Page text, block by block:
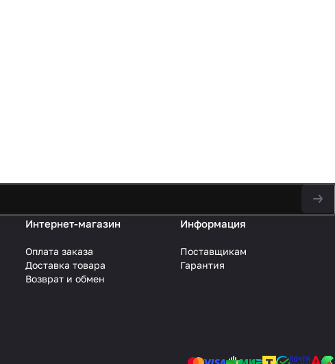
Интернет-магазин
Оплата заказа
Доставка товара
Возврат и обмен
Информация
Поставщикам
Гарантия